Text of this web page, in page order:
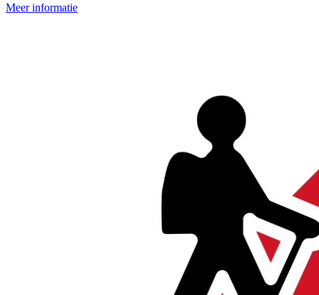
Meer informatie